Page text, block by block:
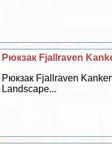
Рюкзак Fjallraven
Рюкзак Fjallraven
Landscape...